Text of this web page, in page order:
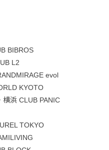
BIBROS
L2
evol
KYOTO
浜 CLUB PANIC
TOKYO